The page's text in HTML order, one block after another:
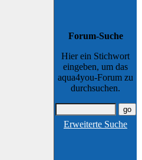
Forum-Suche
Hier ein Stichwort
eingeben, um das
aqua4you-Forum zu
durchsuchen.
Erweiterte Suche